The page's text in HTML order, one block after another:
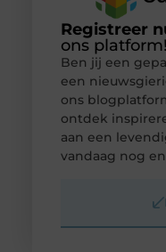
Registreer
ons platform!
Ben jij een
een
ons
ontdek
aan een
vandaag nog